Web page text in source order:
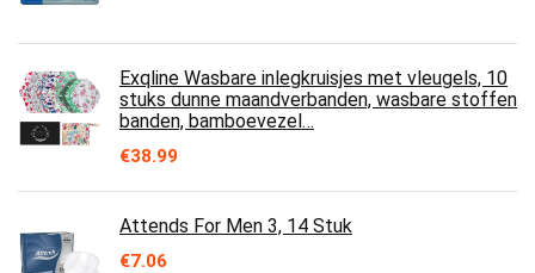
Exqline Wasbare inlegkruisjes met vleugels, 10
stuks dunne maandverbanden, wasbare stoffen
banden, bamboevezel…
€38.99
Attends For Men 3, 14 Stuk
€7.06